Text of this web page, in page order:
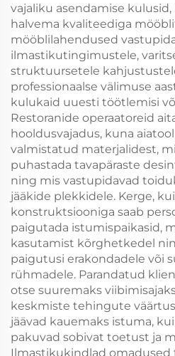
vajaliku asendamise
halvema kvaliteediga
mööblilahendused
ilmastikutingimustele,
struktuursetele
professionaalse välimuse
kulukaid uuesti töötlemisi
Restoranide operaatoreid
hooldusvajadus, kuna
valmistatud materjalidest,
puhastada tavapäraste
ning mis vastupidavad
jääkide plekkidele. Kerge,
konstruktsiooniga saab
paigutada istumispaikasid,
kasutamist kõrghetkedel
paigutusi erakondadele või
rühmadele. Parandatud
otse suuremaks
keskmiste tehingute
jäävad kauemaks istuma,
pakuvad sobivat toetust ja
Ilmastikukindlad omadused